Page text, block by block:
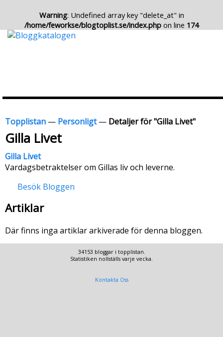
Warning: Undefined array key "delete_at" in
/home/feworkse/blogtoplist.se/index.php on line 174
Topplistan — Personligt— Detaljer för "Gilla Livet"
Gilla Livet
Gilla Livet
Vardagsbetraktelser om Gillas liv och leverne.
Besök Bloggen
Artiklar
Där finns inga artiklar arkiverade för denna bloggen.
34153 bloggar i topplistan.
Statistiken nollställs varje vecka.
Kontakta Oss